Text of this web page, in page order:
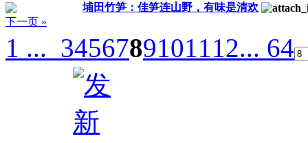
埔田竹笋：佳笋连山野，有味是清欢
下一页 »
1 ... 3456789101112... 64